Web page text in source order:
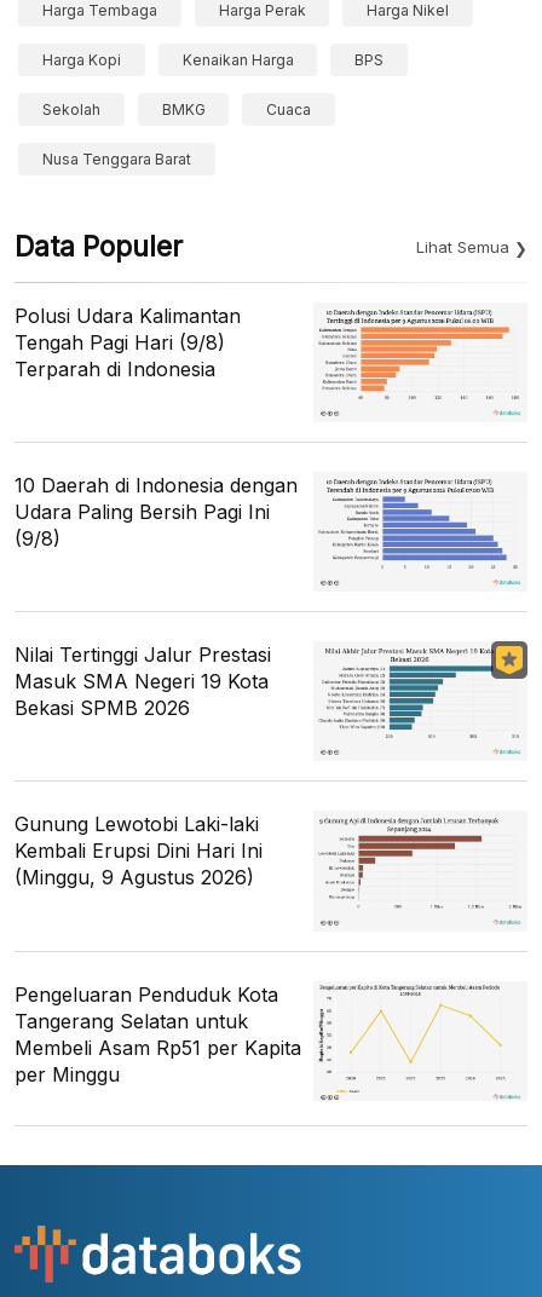
Harga Tembaga Harga Perak Harga Nikel
Harga Kopi Kenaikan Harga BPS
Sekolah BMKG Cuaca
Nusa Tenggara Barat
Data Populer Lihat Semua
Polusi Udara Kalimantan
Tengah Pagi Hari (9/8)
Terparah di Indonesia
10 Daerah di Indonesia dengan
Udara Paling Bersih Pagi Ini
(9/8)
Nilai Tertinggi Jalur Prestasi
Masuk SMA Negeri 19 Kota
Bekasi SPMB 2026
Gunung Lewotobi Laki-laki
Kembali Erupsi Dini Hari Ini
(Minggu, 9 Agustus 2026)
Pengeluaran Penduduk Kota
Tangerang Selatan untuk
Membeli Asam Rp51 per Kapita
per Minggu